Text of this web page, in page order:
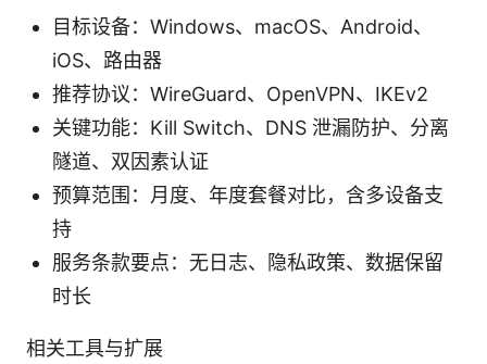
目标设备：Windows、macOS、Android、
iOS、路由器
推荐协议：WireGuard、OpenVPN、IKEv2
关键功能：Kill Switch、DNS 泄漏防护、分离
隧道、双因素认证
预算范围：月度、年度套餐对比，含多设备支
持
服务条款要点：无日志、隐私政策、数据保留
时长
相关工具与扩展